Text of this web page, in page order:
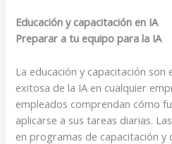
Educación y capacitación en IA
Preparar a tu equipo para la IA
La educación y capacitación son
exitosa de la IA en cualquier
empleados comprendan cómo
aplicarse a sus tareas diarias.
en programas de capacitación